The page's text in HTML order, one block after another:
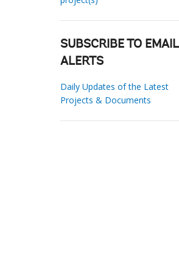
SUBSCRIBE TO EMAIL
ALERTS
Daily Updates of the Latest
Projects & Documents